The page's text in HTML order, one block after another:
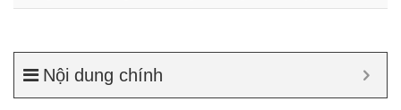
Nội dung chính